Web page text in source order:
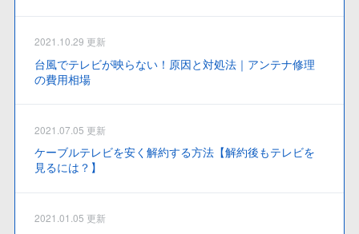
2021.10.29 更新
台風でテレビが映らない！原因と対処法｜アンテナ修理
の費用相場
2021.07.05 更新
ケーブルテレビを安く解約する方法【解約後もテレビを
見るには？】
2021.01.05 更新